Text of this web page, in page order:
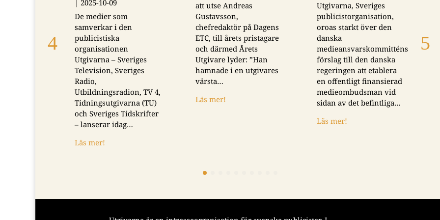
| 2025-10-09
De medier som
samverkar i den
publicistiska
organisationen
Utgivarna – Sveriges
Television, Sveriges
Radio,
Utbildningsradion, TV 4,
Tidningsutgivarna (TU)
och Sveriges Tidskrifter
– lanserar idag…
Läs mer!
att utse Andreas
Gustavsson,
chefredaktör på Dagens
ETC, till årets pristagare
och därmed Årets
Utgivare lyder: ”Han
hamnade i en utgivares
värsta…
Läs mer!
Utgivarna, Sveriges
publicistorganisation,
oroas starkt över den
danska
medieansvarskommitténs
förslag till den danska
regeringen att etablera
en offentligt finansierad
medieombudsman vid
sidan av det befintliga…
Läs mer!